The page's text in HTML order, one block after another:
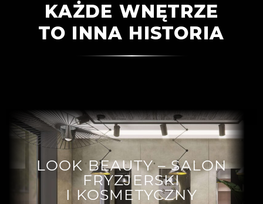
KAŻDE WNĘTRZE
TO INNA HISTORIA
LOOK BEAUTY – SALON
FRYZJERSKI
I KOSMETYCZNY